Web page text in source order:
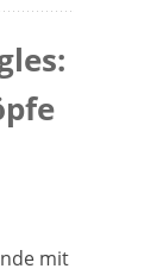
mit